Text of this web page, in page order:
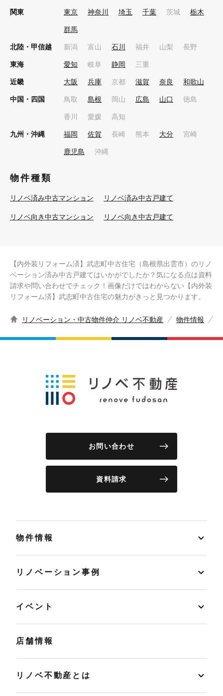
関東 東京 神奈川 埼玉 千葉 茨城 栃木
群馬
北陸・甲信越 新潟 富山 石川 福井 山梨 長野
東海 愛知 岐阜 静岡 三重
近畿 大阪 兵庫 京都 滋賀 奈良 和歌山
中国・四国 鳥取 島根 岡山 広島 山口 徳島
香川 愛媛 高知
九州・沖縄 福岡 佐賀 長崎 熊本 大分 宮崎
鹿児島 沖縄
物件種類
リノベ済み中古マンション リノベ済み中古戸建て
リノベ向き中古マンション リノベ向き中古戸建て
【内外装リフォーム済】武志町中古住宅（島根県出雲市）のリノ
ベーション済み中古戸建てはいかがでしたか？気になる点は資料
請求や問い合わせでチェック！画像だけではわからない【内外装
リフォーム済】武志町中古住宅の魅力がきっと見つかります。
リノベーション・中古物件仲介 リノベ不動産 物件情報
お問い合わせ
資料請求
物件情報
リノベーション事例
イベント
店舗情報
リノベ不動産とは